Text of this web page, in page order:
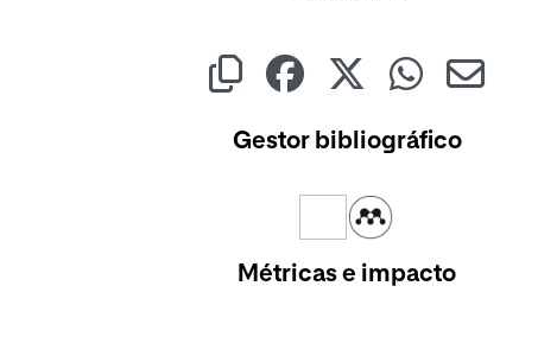
Gestor bibliográfico
Métricas e impacto